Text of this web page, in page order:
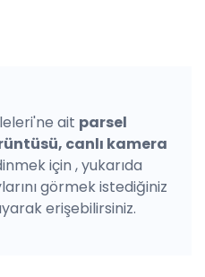
ait parsel
canlı kamera
için , yukarıda
görmek istediğiniz
erişebilirsiniz.